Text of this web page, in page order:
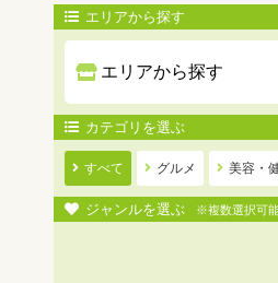
エリアから探す
カテゴリを選ぶ
すべて グルメ 美容・
ジャンルを選ぶ ※複数選択可